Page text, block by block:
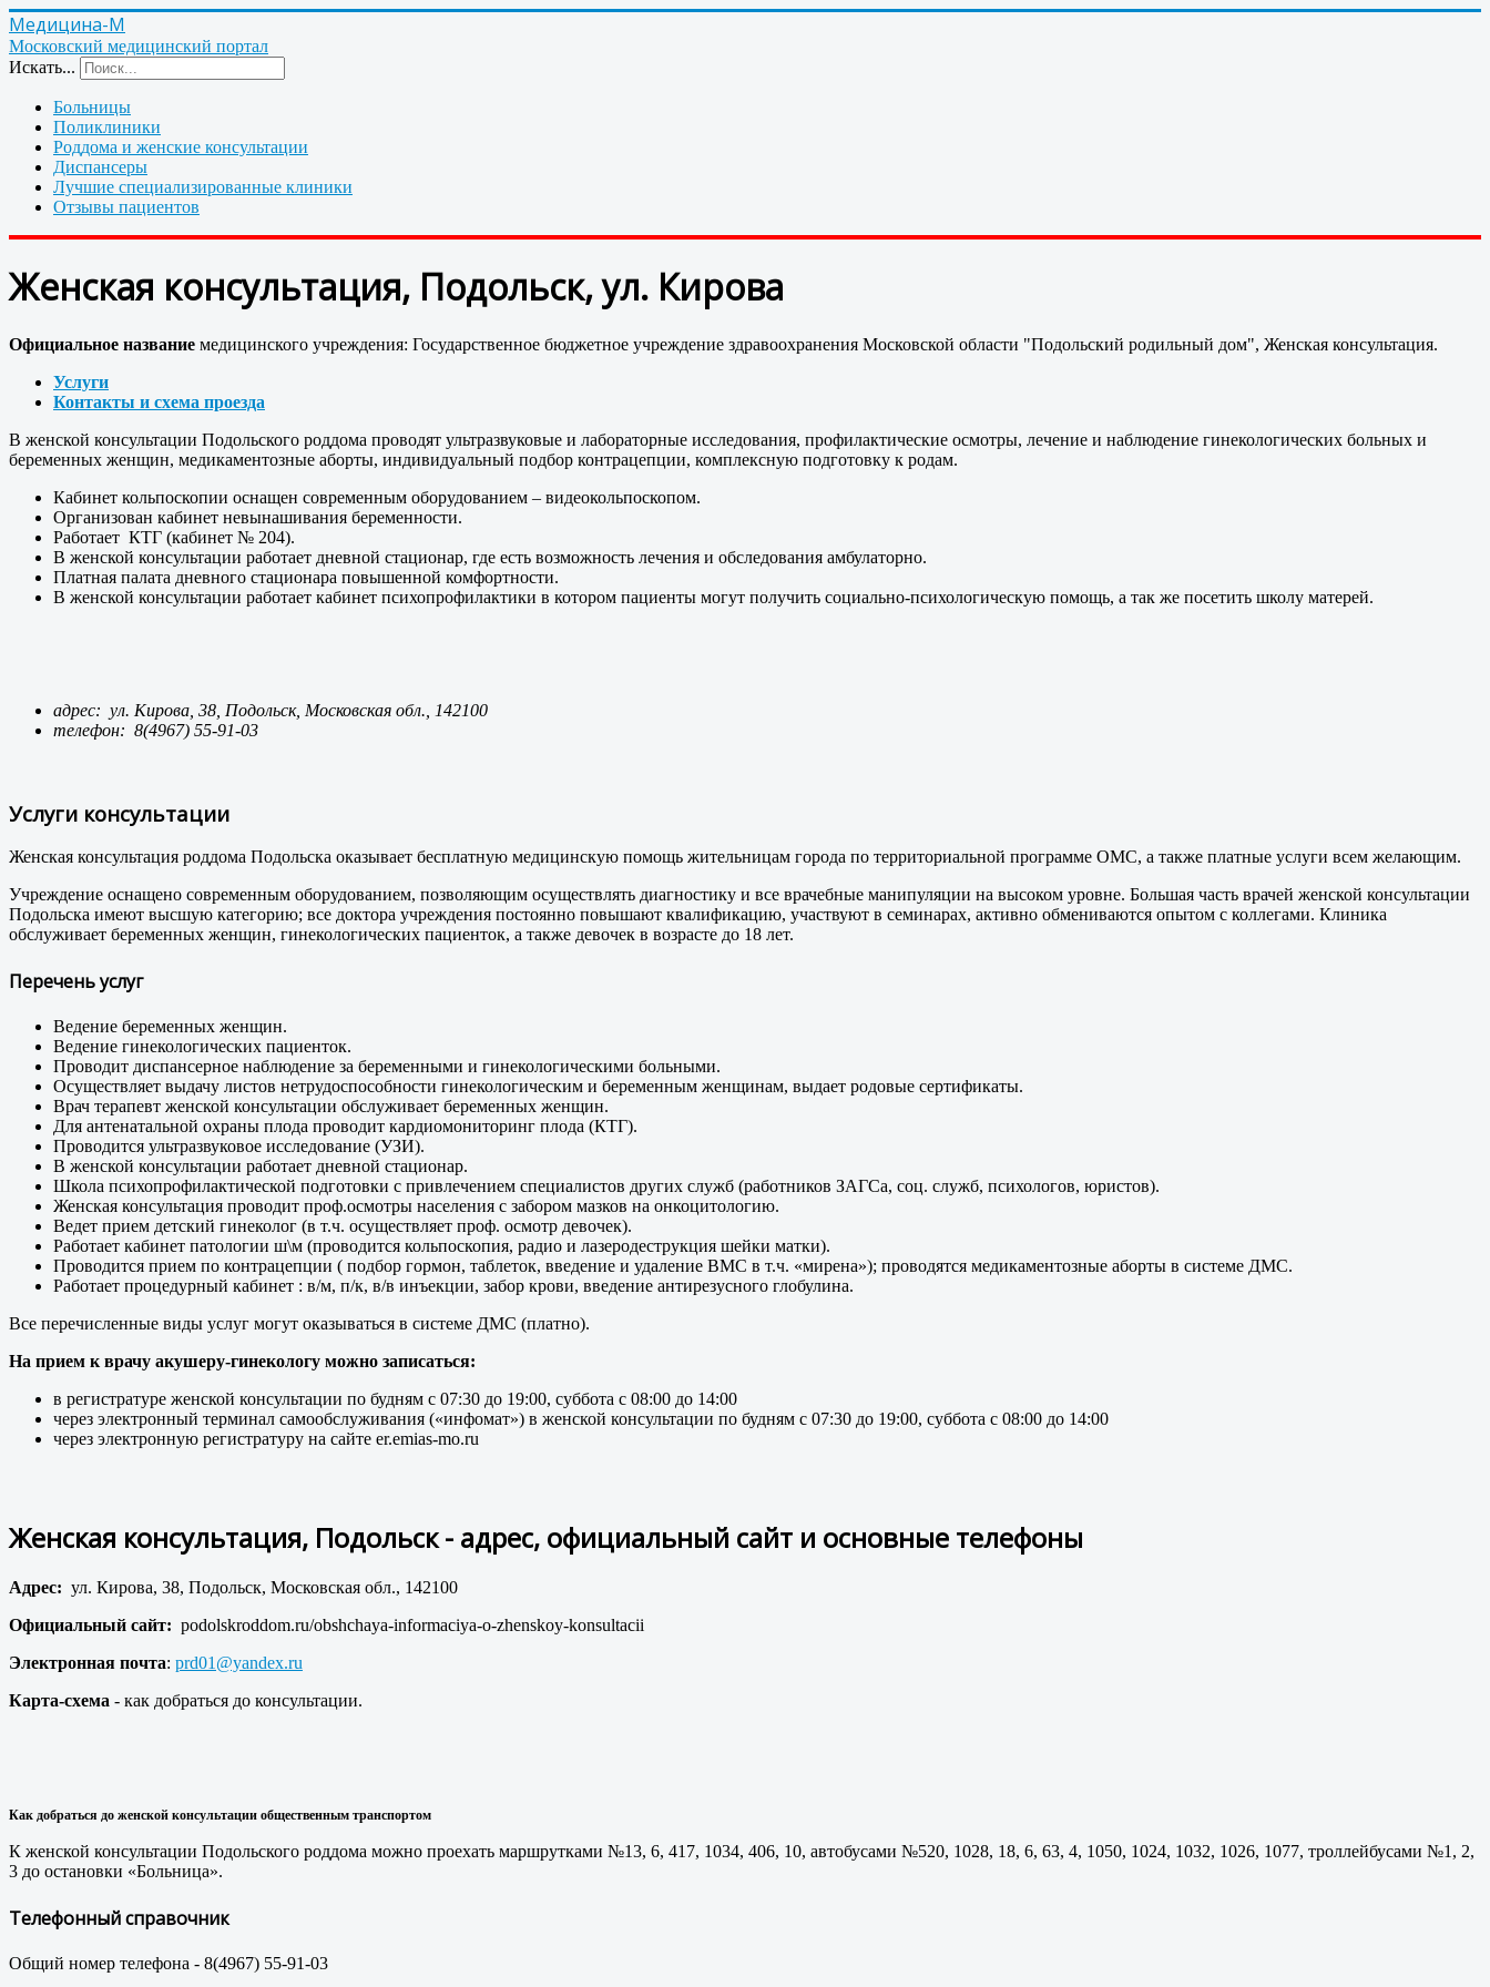
Медицина-М
Московский медицинский портал
Искать...
Больницы
Поликлиники
Роддома и женские консультации
Диспансеры
Лучшие специализированные клиники
Отзывы пациентов
Женская консультация, Подольск, ул. Кирова
Официальное название медицинского учреждения: Государственное бюджетное учреждение здравоохранения Московской области "Подольский родильный дом", Женская консультация.
Услуги
Контакты и схема проезда
В женской консультации Подольского роддома проводят ультразвуковые и лабораторные исследования, профилактические осмотры, лечение и наблюдение гинекологических больных и
беременных женщин, медикаментозные аборты, индивидуальный подбор контрацепции, комплексную подготовку к родам.
Кабинет кольпоскопии оснащен современным оборудованием – видеокольпоскопом.
Организован кабинет невынашивания беременности.
Работает КТГ (кабинет № 204).
В женской консультации работает дневной стационар, где есть возможность лечения и обследования амбулаторно.
Платная палата дневного стационара повышенной комфортности.
В женской консультации работает кабинет психопрофилактики в котором пациенты могут получить социально-психологическую помощь, а так же посетить школу матерей.
адрес: ул. Кирова, 38, Подольск, Московская обл., 142100
телефон: 8(4967) 55-91-03
Услуги консультации
Женская консультация роддома Подольска оказывает бесплатную медицинскую помощь жительницам города по территориальной программе ОМС, а также платные услуги всем желающим.
Учреждение оснащено современным оборудованием, позволяющим осуществлять диагностику и все врачебные манипуляции на высоком уровне. Большая часть врачей женской консультации
Подольска имеют высшую категорию; все доктора учреждения постоянно повышают квалификацию, участвуют в семинарах, активно обмениваются опытом с коллегами. Клиника
обслуживает беременных женщин, гинекологических пациенток, а также девочек в возрасте до 18 лет.
Перечень услуг
Ведение беременных женщин.
Ведение гинекологических пациенток.
Проводит диспансерное наблюдение за беременными и гинекологическими больными.
Осуществляет выдачу листов нетрудоспособности гинекологическим и беременным женщинам, выдает родовые сертификаты.
Врач терапевт женской консультации обслуживает беременных женщин.
Для антенатальной охраны плода проводит кардиомониторинг плода (КТГ).
Проводится ультразвуковое исследование (УЗИ).
В женской консультации работает дневной стационар.
Школа психопрофилактической подготовки с привлечением специалистов других служб (работников ЗАГСа, соц. служб, психологов, юристов).
Женская консультация проводит проф.осмотры населения с забором мазков на онкоцитологию.
Ведет прием детский гинеколог (в т.ч. осуществляет проф. осмотр девочек).
Работает кабинет патологии ш\м (проводится кольпоскопия, радио и лазеродеструкция шейки матки).
Проводится прием по контрацепции ( подбор гормон, таблеток, введение и удаление ВМС в т.ч. «мирена»); проводятся медикаментозные аборты в системе ДМС.
Работает процедурный кабинет : в/м, п/к, в/в инъекции, забор крови, введение антирезусного глобулина.
Все перечисленные виды услуг могут оказываться в системе ДМС (платно).
На прием к врачу акушеру-гинекологу можно записаться:
в регистратуре женской консультации по будням с 07:30 до 19:00, суббота с 08:00 до 14:00
через электронный терминал самообслуживания («инфомат») в женской консультации по будням с 07:30 до 19:00, суббота с 08:00 до 14:00
через электронную регистратуру на сайте er.emias-mo.ru
Женская консультация, Подольск - адрес, официальный сайт и основные телефоны
Адрес: ул. Кирова, 38, Подольск, Московская обл., 142100
Официальный сайт: podolskroddom.ru/obshchaya-informaciya-o-zhenskoy-konsultacii
Электронная почта: prd01@yandex.ru
Карта-схема - как добраться до консультации.
Как добраться до женской консультации общественным транспортом
К женской консультации Подольского роддома можно проехать маршрутками №13, 6, 417, 1034, 406, 10, автобусами №520, 1028, 18, 6, 63, 4, 1050, 1024, 1032, 1026, 1077, троллейбусами №1, 2,
3 до остановки «Больница».
Телефонный справочник
Общий номер телефона - 8(4967) 55-91-03